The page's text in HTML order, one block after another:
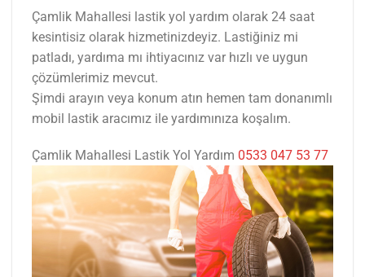
Çamlik Mahallesi lastik yol yardım olarak 24 saat
kesintisiz olarak hizmetinizdeyiz. Lastiğiniz mi
patladı, yardıma mı ihtiyacınız var hızlı ve uygun
çözümlerimiz mevcut.
Şimdi arayın veya konum atın hemen tam donanımlı
mobil lastik aracımız ile yardımınıza koşalım.
Çamlik Mahallesi Lastik Yol Yardım 0533 047 53 77